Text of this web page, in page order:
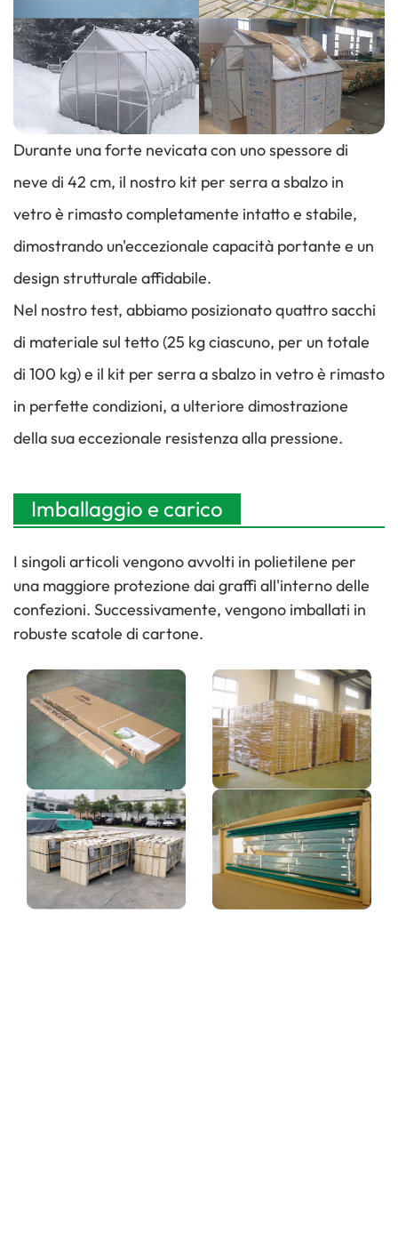
Durante una forte nevicata con uno spessore di
neve di 42 cm, il nostro kit per serra a sbalzo in
vetro è rimasto completamente intatto e stabile,
dimostrando un'eccezionale capacità portante e un
design strutturale affidabile.
Nel nostro test, abbiamo posizionato quattro sacchi
di materiale sul tetto (25 kg ciascuno, per un totale
di 100 kg) e il kit per serra a sbalzo in vetro è rimasto
in perfette condizioni, a ulteriore dimostrazione
della sua eccezionale resistenza alla pressione.
Imballaggio e carico
I singoli articoli vengono avvolti in polietilene per
una maggiore protezione dai graffi all'interno delle
confezioni. Successivamente, vengono imballati in
robuste scatole di cartone.